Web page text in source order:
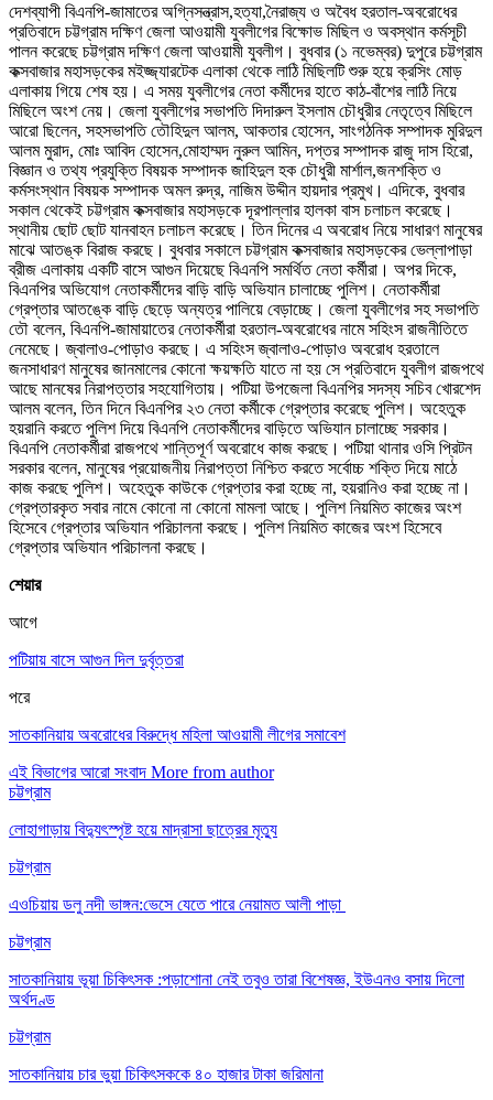
দেশব্যাপী বিএনপি-জামাতের অগ্নিসন্ত্রাস,হত্যা,নৈরাজ্য ও অবৈধ হরতাল-অবরোধের
প্রতিবাদে চট্টগ্রাম দক্ষিণ জেলা আওয়ামী যুবলীগের বিক্ষোভ মিছিল ও অবস্থান কর্মসূচী
পালন করেছে চট্টগ্রাম দক্ষিণ জেলা আওয়ামী যুবলীগ। বুধবার (১ নভেম্বর) দুপুরে চট্টগ্রাম
কক্সবাজার মহাসড়কের মইজ্জ্যারটেক এলাকা থেকে লাঠি মিছিলটি শুরু হয়ে ক্রসিং মোড়
এলাকায় গিয়ে শেষ হয়। এ সময় যুবলীগের নেতা কর্মীদের হাতে কাঠ-বাঁশের লাঠি নিয়ে
মিছিলে অংশ নেয়। জেলা যুবলীগের সভাপতি দিদারুল ইসলাম চৌধুরীর নেতৃত্বে মিছিলে
আরো ছিলেন, সহসভাপতি তৌহিদুল আলম, আকতার হোসেন, সাংগঠনিক সম্পাদক মুরিদুল
আলম মুরাদ, মোঃ আবিদ হোসেন,মোহাম্মদ নুরুল আমিন, দপ্তর সম্পাদক রাজু দাস হিরো,
বিজ্ঞান ও তথ্য প্রযুক্তি বিষয়ক সম্পাদক জাহিদুল হক চৌধুরী মার্শাল,জনশক্তি ও
কর্মসংস্থান বিষয়ক সম্পাদক অমল রুদ্র, নাজিম উদ্দীন হায়দার প্রমুখ। এদিকে, বুধবার
সকাল থেকেই চট্টগ্রাম কক্সবাজার মহাসড়কে দূরপাল্লার হালকা বাস চলাচল করেছে।
স্থানীয় ছোট ছোট যানবাহন চলাচল করেছে। তিন দিনের এ অবরোধ নিয়ে সাধারণ মানুষের
মাঝে আতঙ্ক বিরাজ করছে। বুধবার সকালে চট্টগ্রাম কক্সবাজার মহাসড়কের ভেল্লাপাড়া
ব্রীজ এলাকায় একটি বাসে আগুন দিয়েছে বিএনপি সমর্থিত নেতা কর্মীরা। অপর দিকে,
বিএনপির অভিযোগ নেতাকর্মীদের বাড়ি বাড়ি অভিযান চালাচ্ছে পুলিশ। নেতাকর্মীরা
গ্রেপ্তার আতঙ্কে বাড়ি ছেড়ে অন্যত্র পালিয়ে বেড়াচ্ছে। জেলা যুবলীগের সহ সভাপতি
তৌ বলেন, বিএনপি-জামায়াতের নেতাকর্মীরা হরতাল-অবরোধের নামে সহিংস রাজনীতিতে
নেমেছে। জ্বালাও-পোড়াও করছে। এ সহিংস জ্বালাও-পোড়াও অবরোধ হরতালে
জনসাধারণ মানুষের জানমালের কোনো ক্ষয়ক্ষতি যাতে না হয় সে প্রতিবাদে যুবলীগ রাজপথে
আছে মানষের নিরাপত্তার সহযোগিতায়। পটিয়া উপজেলা বিএনপির সদস্য সচিব খোরশেদ
আলম বলেন, তিন দিনে বিএনপির ২৩ নেতা কর্মীকে গ্রেপ্তার করেছে পুলিশ। অহেতুক
হয়রানি করতে পুলিশ দিয়ে বিএনপি নেতাকর্মীদের বাড়িতে অভিযান চালাচ্ছে সরকার।
বিএনপি নেতাকর্মীরা রাজপথে শান্তিপূর্ণ অবরোধে কাজ করছে। পটিয়া থানার ওসি প্রিটন
সরকার বলেন, মানুষের প্রয়োজনীয় নিরাপত্তা নিশ্চিত করতে সর্বোচ্চ শক্তি দিয়ে মাঠে
কাজ করছে পুলিশ। অহেতুক কাউকে গ্রেপ্তার করা হচ্ছে না, হয়রানিও করা হচ্ছে না।
গ্রেপ্তারকৃত সবার নামে কোনো না কোনো মামলা আছে। পুলিশ নিয়মিত কাজের অংশ
হিসেবে গ্রেপ্তার অভিযান পরিচালনা করছে। পুলিশ নিয়মিত কাজের অংশ হিসেবে
গ্রেপ্তার অভিযান পরিচালনা করছে।
শেয়ার
আগে
পটিয়ায় বাসে আগুন দিল দুর্বৃত্তরা
পরে
সাতকানিয়ায় অবরোধের বিরুদ্ধে মহিলা আওয়ামী লীগের সমাবেশ
এই বিভাগের আরো সংবাদ More from author
চট্টগ্রাম
লোহাগাড়ায় বিদ্যুৎস্পৃষ্ট হয়ে মাদ্রাসা ছাত্রের মৃত্যু
চট্টগ্রাম
এওচিয়ায় ডলু নদী ভাঙ্গন:ভেসে যেতে পারে নেয়ামত আলী পাড়া
চট্টগ্রাম
সাতকানিয়ায় ভূয়া চিকিৎসক :পড়াশোনা নেই তবুও তারা বিশেষজ্ঞ, ইউএনও বসায় দিলো
অর্থদণ্ড
চট্টগ্রাম
সাতকানিয়ায় চার ভুয়া চিকিৎসককে ৪০ হাজার টাকা জরিমানা